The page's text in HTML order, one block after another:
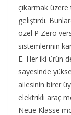
çıkarmak
geliştirdi.
özel P Zero
sistemlerinin
E. Her iki ürün
sayesinde
ailesinin birer
elektrikli araç
Neue Klasse